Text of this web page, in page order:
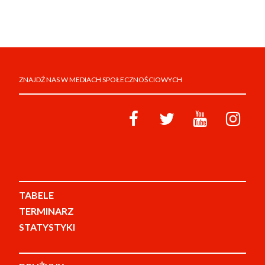
ZNAJDŹ NAS W MEDIACH SPOŁECZNOŚCIOWYCH
TABELE
TERMINARZ
STATYSTYKI